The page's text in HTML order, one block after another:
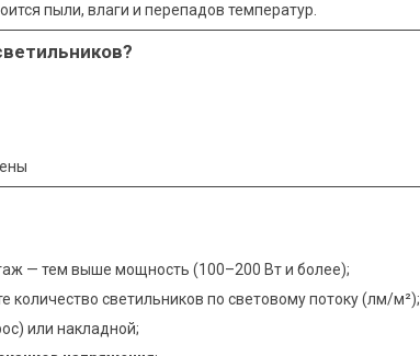
пыли, влаги и перепадов температур.
— тем выше мощность (100–200 Вт и более);
количество светильников по световому потоку (лм/м²);
или накладной;